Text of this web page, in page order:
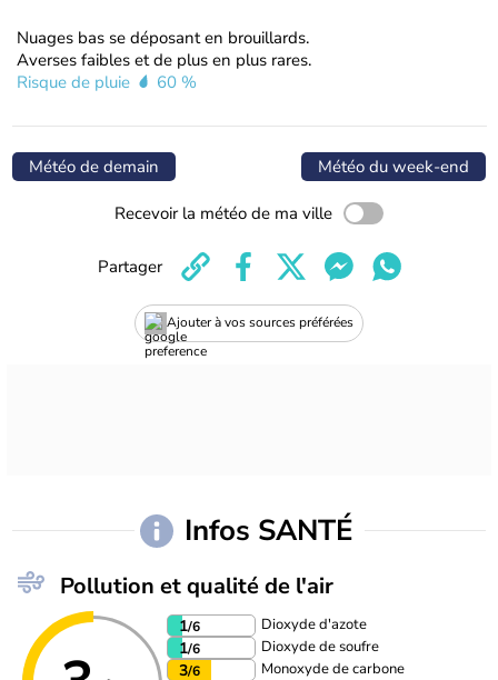
Nuages bas se déposant en brouillards.
Averses faibles et de plus en plus rares.
Risque de pluie
60 %
Météo de demain Météo du week-end
Recevoir la météo de ma ville
Ajouter à vos sources préférées
Partager
Infos SANTÉ
Pollution et qualité de l'air
1/6 Dioxyde d'azote
1/6 Dioxyde de soufre
3/6 Monoxyde de carbone